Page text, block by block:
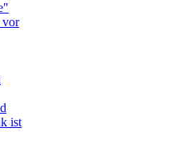
vor
ist